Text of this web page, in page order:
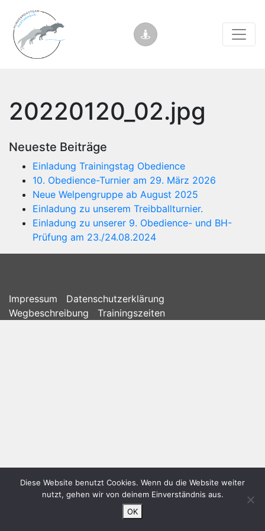
20220120_02.jpg
Neueste Beiträge
Einladung Trainingstag Obedience
10. Obedience-Turnier am 29. März 2026
Neue Welpengruppe ab August 2025
Einladung zu unserem Treibballturnier.
Einladung zu unserer 9. Obedience- und BH-
Prüfung am 23./24.08.2024
Impressum
Datenschutzerklärung
Wegbeschreibung
Trainingszeiten
Diese Website benutzt Cookies. Wenn du die Website weiter
nutzt, gehen wir von deinem Einverständnis aus.
OK